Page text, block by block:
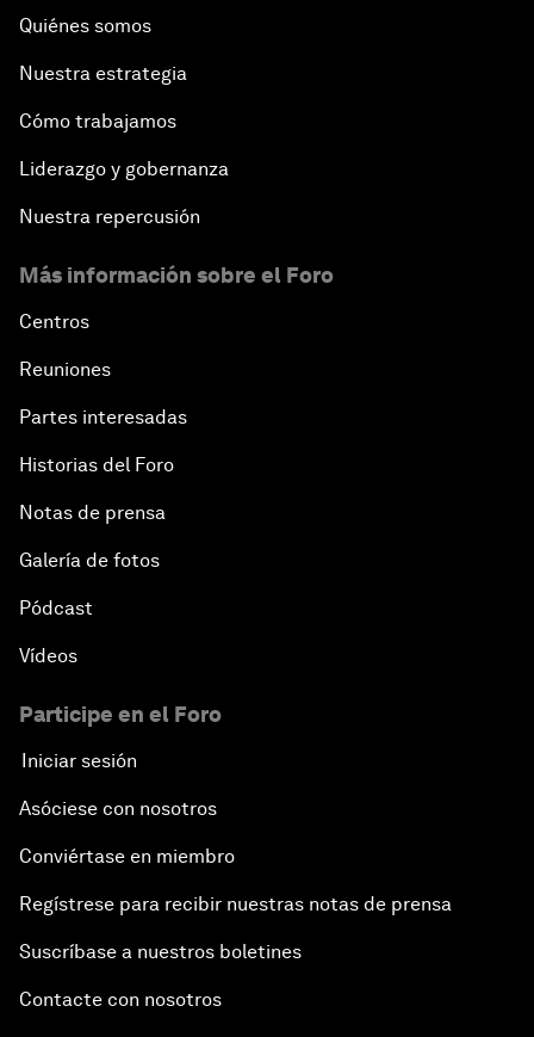
Quiénes somos
Nuestra estrategia
Cómo trabajamos
Liderazgo y gobernanza
Nuestra repercusión
Más información sobre el Foro
Centros
Reuniones
Partes interesadas
Historias del Foro
Notas de prensa
Galería de fotos
Pódcast
Vídeos
Participe en el Foro
Iniciar sesión
Asóciese con nosotros
Conviértase en miembro
Regístrese para recibir nuestras notas de prensa
Suscríbase a nuestros boletines
Contacte con nosotros